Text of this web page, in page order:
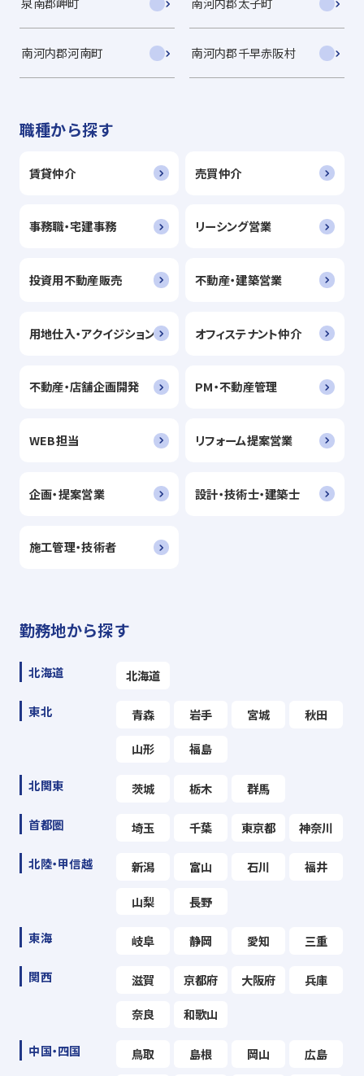
南河内郡河南町 南河内郡千早赤阪村
職種から探す
賃貸仲介 売買仲介
事務職・宅建事務 リーシング営業
投資用不動産販売 不動産・建築営業
用地仕入・アクイジション オフィステナント仲介
不動産・店舗企画開発 PM・不動産管理
WEB担当 リフォーム提案営業
企画・提案営業 設計・技術士・建築士
施工管理・技術者
勤務地から探す
北海道 北海道
東北 青森 岩手 宮城 秋田
山形 福島
北関東 茨城 栃木 群馬
首都圏 埼玉 千葉 東京都 神奈川
北陸・甲信越 新潟 富山 石川 福井
山梨 長野
東海 岐阜 静岡 愛知 三重
関西 滋賀 京都府 大阪府 兵庫
奈良 和歌山
中国・四国 鳥取 島根 岡山 広島